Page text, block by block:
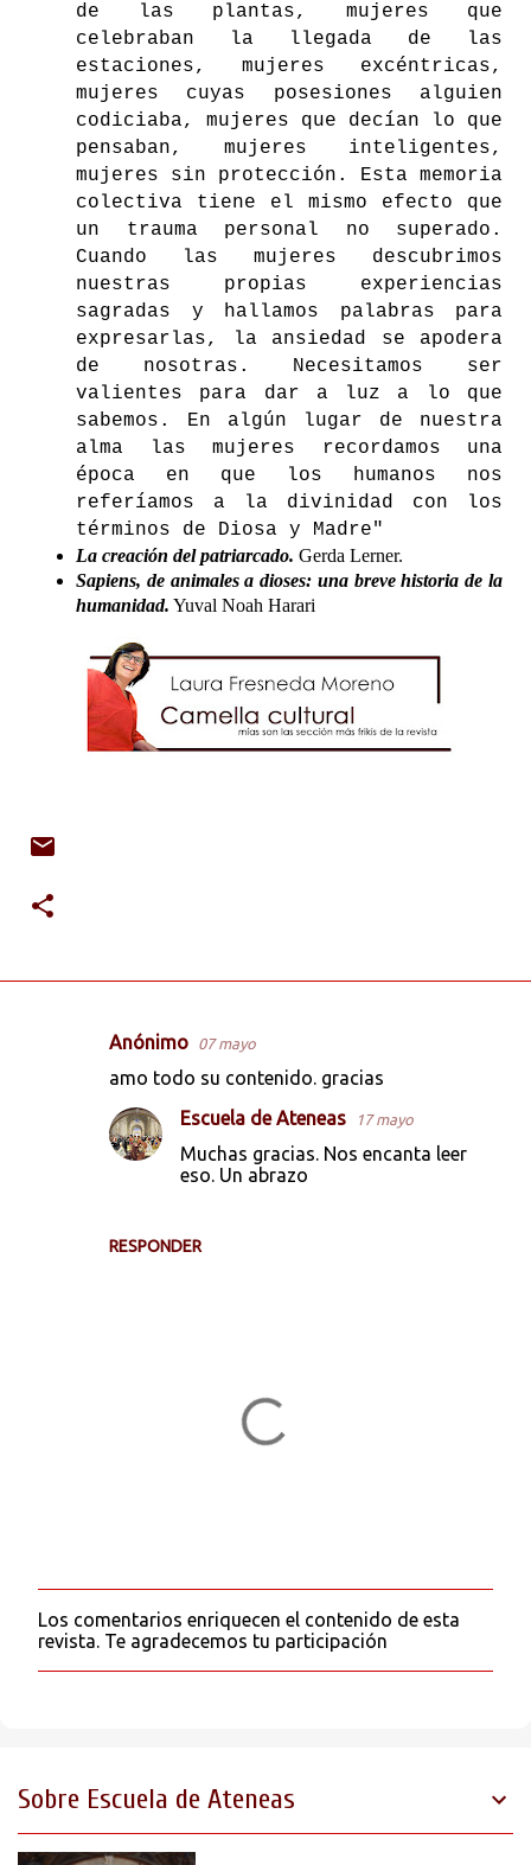
de las plantas, mujeres que
celebraban la llegada de las
estaciones, mujeres excéntricas,
mujeres cuyas posesiones alguien
codiciaba, mujeres que decían lo que
pensaban, mujeres inteligentes,
mujeres sin protección. Esta memoria
colectiva tiene el mismo efecto que
un trauma personal no superado.
Cuando las mujeres descubrimos
nuestras propias experiencias
sagradas y hallamos palabras para
expresarlas, la ansiedad se apodera
de nosotras. Necesitamos ser
valientes para dar a luz a lo que
sabemos. En algún lugar de nuestra
alma las mujeres recordamos una
época en que los humanos nos
referíamos a la divinidad con los
términos de Diosa y Madre"
La creación del patriarcado. Gerda Lerner.
Sapiens, de animales a dioses: una breve historia de la
humanidad. Yuval Noah Harari
Anónimo 07 mayo
amo todo su contenido. gracias
RESPONDER
Escuela de Ateneas 17 mayo
Muchas gracias. Nos encanta leer
eso. Un abrazo
P
u
b
u
c
Los comentarios enriquecen el contenido de esta
revista. Te agradecemos tu participación
Sobre Escuela de Ateneas